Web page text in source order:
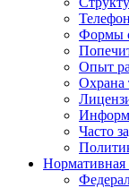
Формы
Опыт
Охрана
Часто
Нормативная